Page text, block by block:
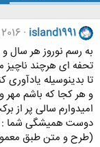
island1991
به رسم نوروز هر سال
تحفه ای هرچند ناچیز
تا بدینوسیله
و هر کجا که باشم مهر
امیدوارم سالی پر از
دوست همیشگی شما : ISLAND
(طرح و متن طبق